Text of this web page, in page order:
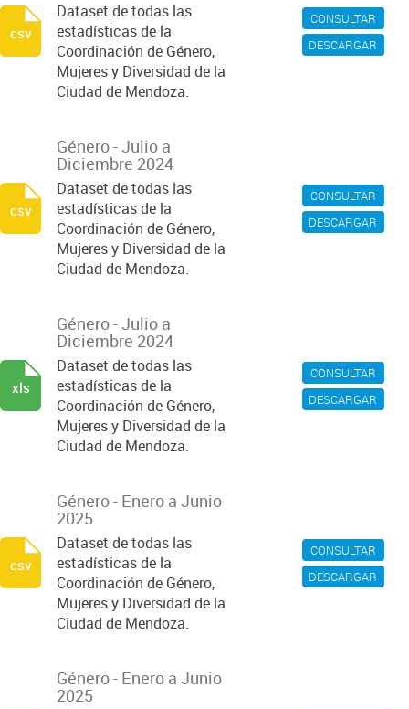
CONSULTAR
DESCARGAR
Dataset de todas las
estadísticas de la
Coordinación de Género,
Mujeres y Diversidad de la
Ciudad de Mendoza.
csv
CONSULTAR
DESCARGAR
Género - Julio a
Diciembre 2024
Dataset de todas las
estadísticas de la
Coordinación de Género,
Mujeres y Diversidad de la
Ciudad de Mendoza.
csv
CONSULTAR
DESCARGAR
Género - Julio a
Diciembre 2024
Dataset de todas las
estadísticas de la
Coordinación de Género,
Mujeres y Diversidad de la
Ciudad de Mendoza.
xls
CONSULTAR
DESCARGAR
Género - Enero a Junio
2025
Dataset de todas las
estadísticas de la
Coordinación de Género,
Mujeres y Diversidad de la
Ciudad de Mendoza.
csv
Género - Enero a Junio
2025